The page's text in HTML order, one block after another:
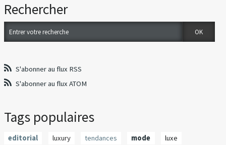
Rechercher
S'abonner au flux RSS
S'abonner au flux ATOM
Tags populaires
editorial luxury tendances mode
luxe